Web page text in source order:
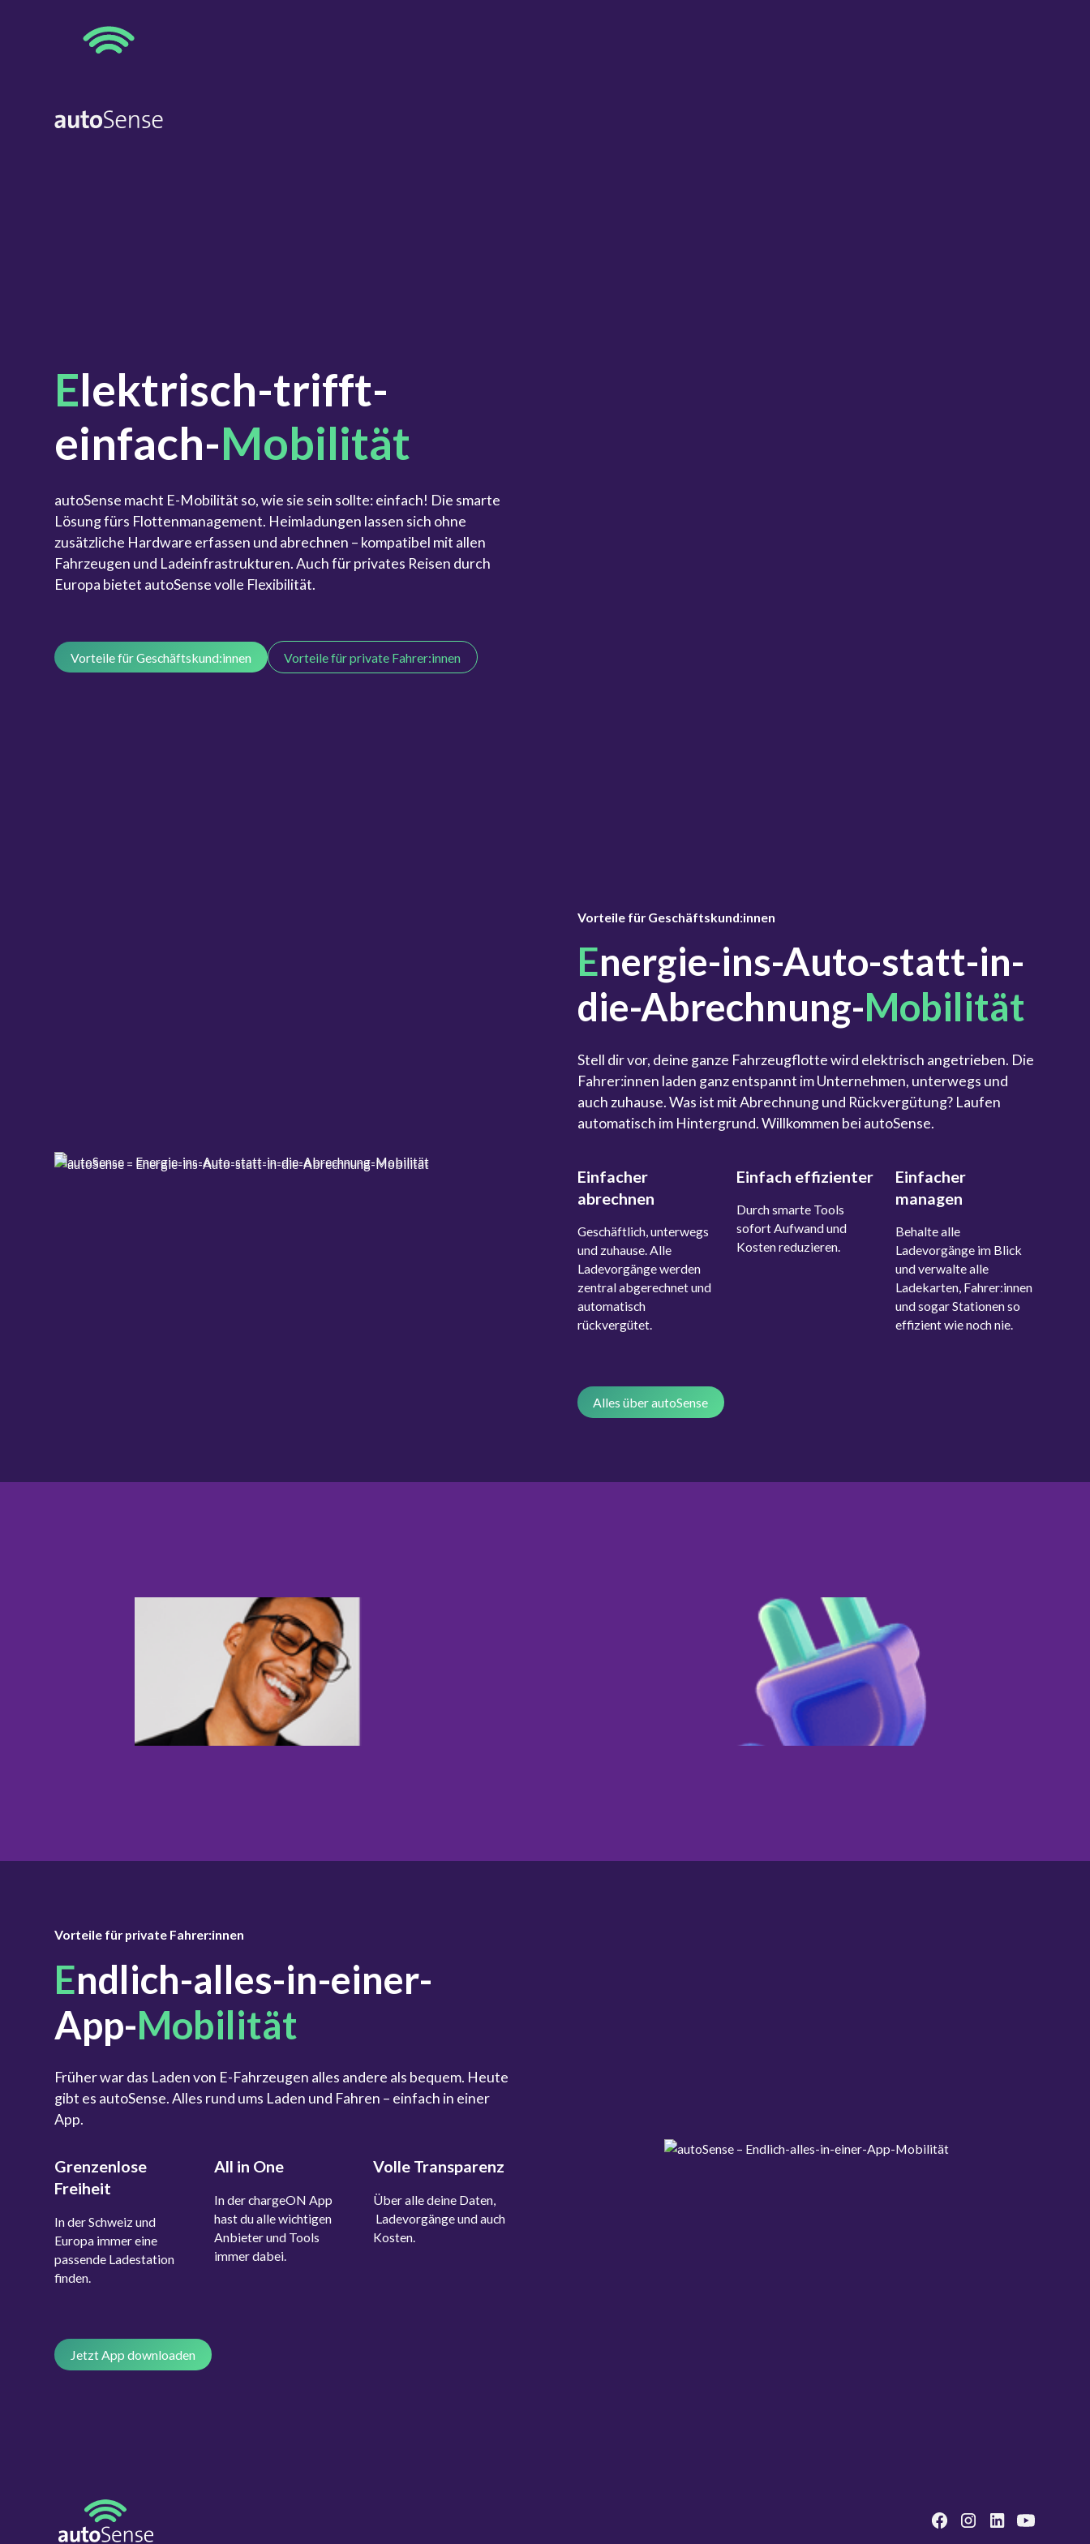
Elektrisch-trifft-
einfach-Mobilität
autoSense macht E-Mobilität so, wie sie sein sollte: einfach! Die smarte
Lösung fürs Flottenmanagement. Heimladungen lassen sich ohne
zusätzliche Hardware erfassen und abrechnen – kompatibel mit allen
Fahrzeugen und Ladeinfrastrukturen. Auch für privates Reisen durch
Europa bietet autoSense volle Flexibilität.
Vorteile für Geschäftskund:innen Vorteile für private Fahrer:innen
Vorteile für Geschäftskund:innen
Energie-ins-Auto-statt-in-
die-Abrechnung-Mobilität
Stell dir vor, deine ganze Fahrzeugflotte wird elektrisch angetrieben. Die
Fahrer:innen laden ganz entspannt im Unternehmen, unterwegs und
auch zuhause. Was ist mit Abrechnung und Rückvergütung? Laufen
automatisch im Hintergrund. Willkommen bei autoSense.
Einfacher
abrechnen
Geschäftlich, unterwegs
und zuhause. Alle
Ladevorgänge werden
zentral abgerechnet und
automatisch
rückvergütet.
Einfach effizienter
Durch smarte Tools
sofort Aufwand und
Kosten reduzieren.
Einfacher
managen
Behalte alle
Ladevorgänge im Blick
und verwalte alle
Ladekarten, Fahrer:innen
und sogar Stationen so
effizient wie noch nie.
Alles über autoSense
Vorteile für private Fahrer:innen
Endlich-alles-in-einer-
App-Mobilität
Früher war das Laden von E-Fahrzeugen alles andere als bequem. Heute
gibt es autoSense. Alles rund ums Laden und Fahren – einfach in einer
App.
Grenzenlose
Freiheit
In der Schweiz und
Europa immer eine
passende Ladestation
finden.
All in One
In der chargeON App
hast du alle wichtigen
Anbieter und Tools
immer dabei.
Volle Transparenz
Über alle deine Daten,
Ladevorgänge und auch
Kosten.
Jetzt App downloaden